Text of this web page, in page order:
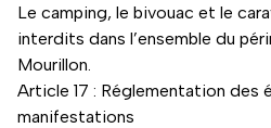
Le camping, le bivouac et le
interdits dans l’ensemble du
Mourillon.
Article 17 : Réglementation des
manifestations